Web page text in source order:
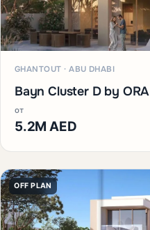
GHANTOUT · ABU DHABI
Bayn Cluster D by ORA
от
5.2M AED
OFF PLAN